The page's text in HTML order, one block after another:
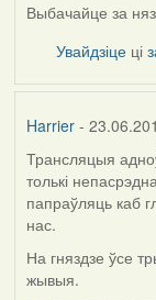
Выбачайце за
Увайдзіце ці
Harrier-
Трансляцыя
толькі
папраўляць каб
нас.
На гняздзе ўсе
жывыя.